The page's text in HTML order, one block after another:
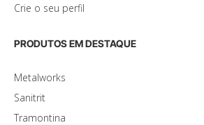
Crie o seu perfil
PRODUTOS EM DESTAQUE
Metalworks
Sanitrit
Tramontina